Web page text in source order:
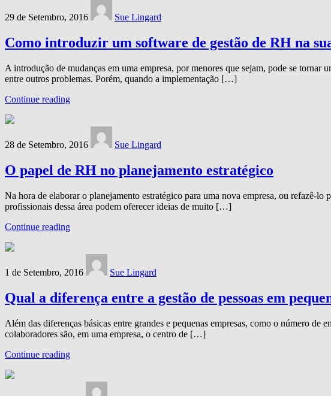
29 de Setembro, 2016 Sue Lingard
Como introduzir um software de gestão de RH na
A introdução de mudanças em uma empresa, por menores que sejam, pode se tornar
entre outros problemas. Porém, quando a implementação […]
Continue reading
28 de Setembro, 2016 Sue Lingard
O papel de RH no planejamento estratégico
Na hora de elaborar o planejamento estratégico para uma nova empresa, ou refazê-
profissionais dessa área podem oferecer ideias de muito […]
Continue reading
1 de Setembro, 2016 Sue Lingard
Qual a diferença entre a gestão de pessoas em
Além das diferenças básicas entre grandes e pequenas empresas, como o número
colaboradores são, em uma empresa, o centro de […]
Continue reading